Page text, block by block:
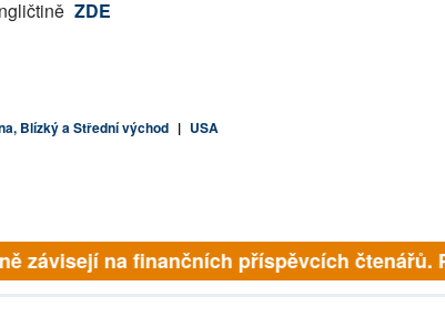
ZDE
Blízký a Střední východ | USA
závisejí na finančních příspěvcích